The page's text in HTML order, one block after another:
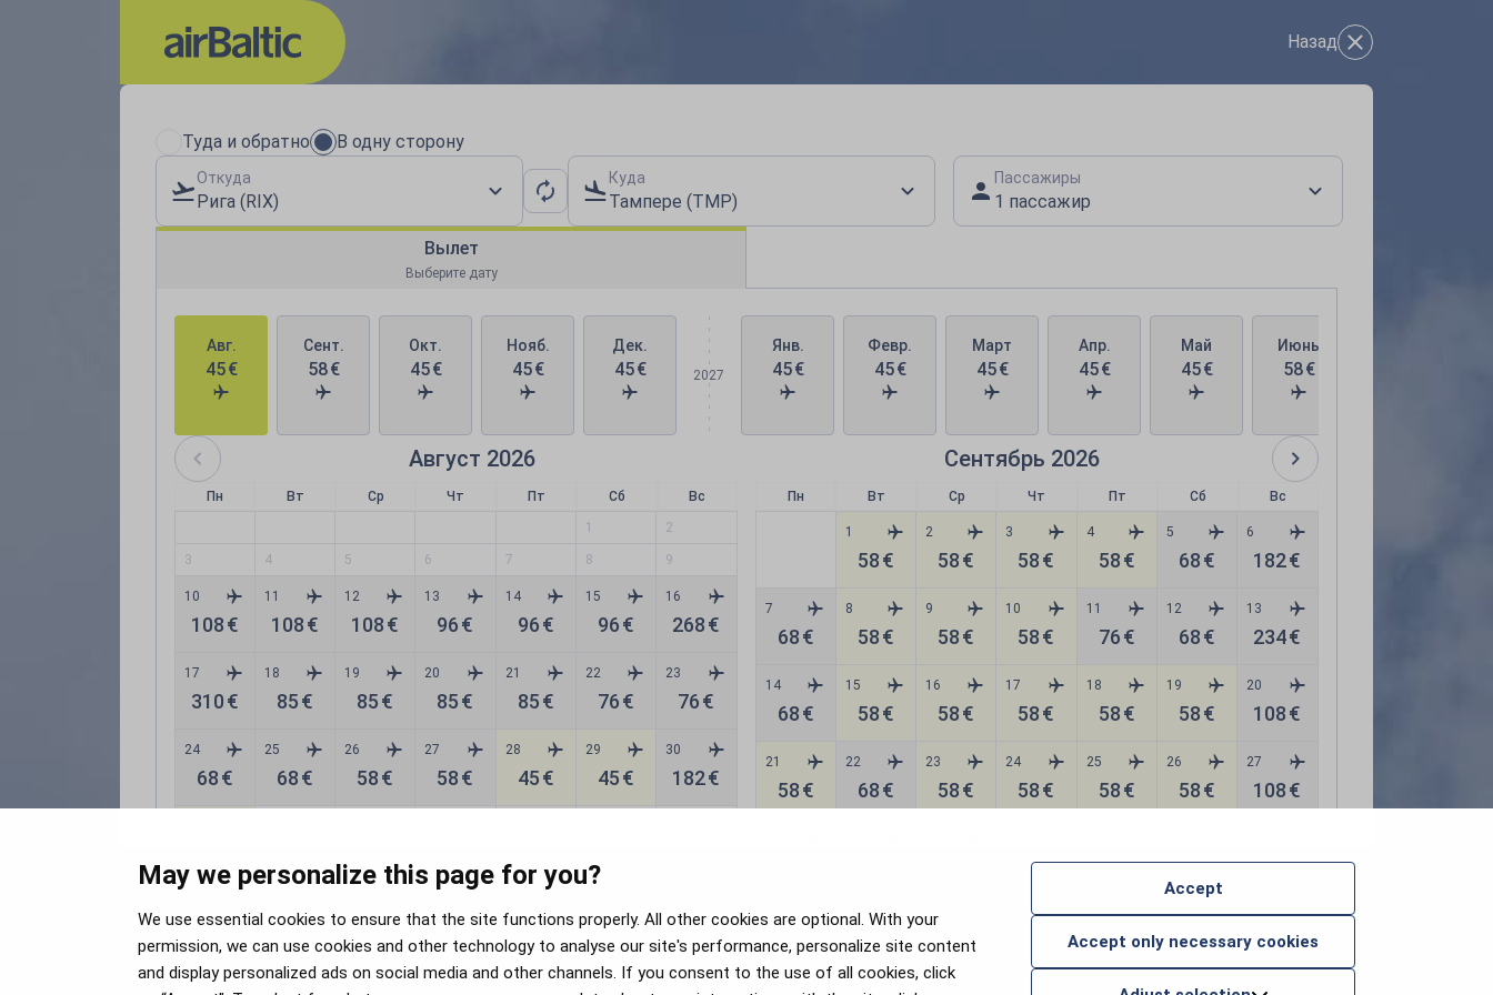
May we personalize this page for you?
We use essential cookies to ensure that the site functions properly. All other cookies are optional. With your
permission, we can use cookies and other technology to analyse our site's performance, personalize site content
and display personalized ads on social media and other channels. If you consent to the use of all cookies, click
Accept
Accept only necessary cookies
Назад
Выберите удобные даты поездки
Туда и обратно В одну сторону
Откуда
Рига (RIX)
Куда
Тампере (TMP)
Пассажиры
1 пассажир
Вылет
Выберите дату
Авг.
45€
Сент.
58€
Окт.
45€
Нояб.
45€
Дек.
45€ 2027
Янв.
45€
Февр.
45€
Март
45€
Апр.
45€
Май
45€
Июнь
58€
Август 2026 Сентябрь 2026
Пн Вт Ср Чт Пт Сб
Вс
1
2
3 4 5 6 7 8 9
10
108€
11
108€
12
108€
13
96€
14
96€
15
96€
16
268€
17
310€
18
85€
19
85€
20
85€
21
85€
22
76€
23
76€
24
68€
25
68€
26
58€
27
58€
28
45€
29
45€
30
182€
Пн Вт Ср Чт Пт Сб Вс
1
58€
2
58€
3
58€
4
58€
5
68€
6
182€
7
68€
8
58€
9
58€
10
58€
11
76€
12
68€
13
234€
14
68€
15
58€
16
58€
17
58€
18
58€
19
58€
20
108€
21
58€
22
68€
23
58€
24
58€
25
58€
26
58€
27
108€
Подарочная карта | Код скидки Выбрать рейс